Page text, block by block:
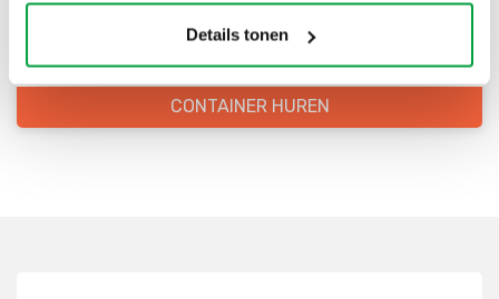
Details tonen
CONTAINER HUREN